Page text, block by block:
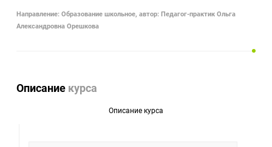
Направление: Образование школьное, автор: Педагог-практик Ольга
Александровна Орешкова
Описание курса
Описание курса